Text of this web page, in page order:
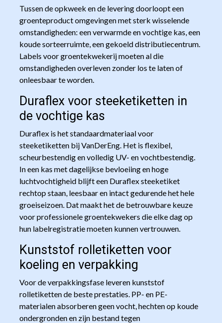
Tussen de opkweek en de levering doorloopt een
groenteproduct omgevingen met sterk wisselende
omstandigheden: een verwarmde en vochtige kas, een
koude sorteerruimte, een gekoeld distributiecentrum.
Labels voor groentekwekerij moeten al die
omstandigheden overleven zonder los te laten of
onleesbaar te worden.
Duraflex voor steeketiketten in
de vochtige kas
Duraflex is het standaardmateriaal voor
steeketiketten bij VanDerEng. Het is flexibel,
scheurbestendig en volledig UV- en vochtbestendig.
In een kas met dagelijkse bevloeiing en hoge
luchtvochtigheid blijft een Duraflex steeketiket
rechtop staan, leesbaar en intact gedurende het hele
groeiseizoen. Dat maakt het de betrouwbare keuze
voor professionele groentekwekers die elke dag op
hun labelregistratie moeten kunnen vertrouwen.
Kunststof rolletiketten voor
koeling en verpakking
Voor de verpakkingsfase leveren kunststof
rolletiketten de beste prestaties. PP- en PE-
materialen absorberen geen vocht, hechten op koude
ondergronden en zijn bestand tegen